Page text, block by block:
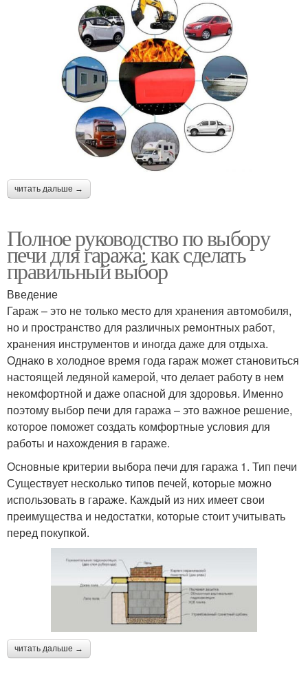
читать дальше →
Полное руководство по выбору
печи для гаража: как сделать
правильный выбор
Введение
Гараж – это не только место для хранения автомобиля,
но и пространство для различных ремонтных работ,
хранения инструментов и иногда даже для отдыха.
Однако в холодное время года гараж может становиться
настоящей ледяной камерой, что делает работу в нем
некомфортной и даже опасной для здоровья. Именно
поэтому выбор печи для гаража – это важное решение,
которое поможет создать комфортные условия для
работы и нахождения в гараже.
Основные критерии выбора печи для гаража 1. Тип печи
Существует несколько типов печей, которые можно
использовать в гараже. Каждый из них имеет свои
преимущества и недостатки, которые стоит учитывать
перед покупкой.
читать дальше →